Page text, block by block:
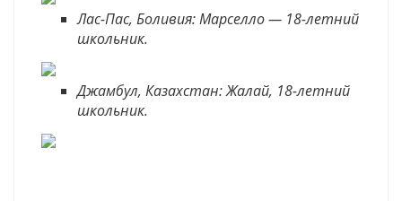
Лас-Пас, Боливия: Марселло — 18-летний
школьник.
Джамбул, Казахстан: Жалай, 18-летний
школьник.